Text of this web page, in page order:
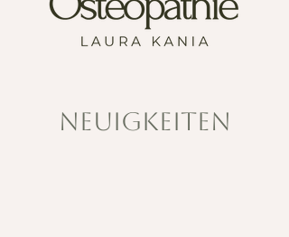
Neuigkeiten